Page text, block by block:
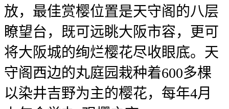
放，最佳赏樱位置是天守阁的八层
瞭望台，既可远眺大阪市容，更可
将大阪城的绚烂樱花尽收眼底。天
守阁西边的丸庭园栽种着600多棵
以染井吉野为主的樱花，每年4月